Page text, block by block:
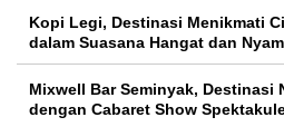
Kopi Legi, Destinasi Menikmati
dalam Suasana Hangat dan
Mixwell Bar Seminyak, Destinasi
dengan Cabaret Show